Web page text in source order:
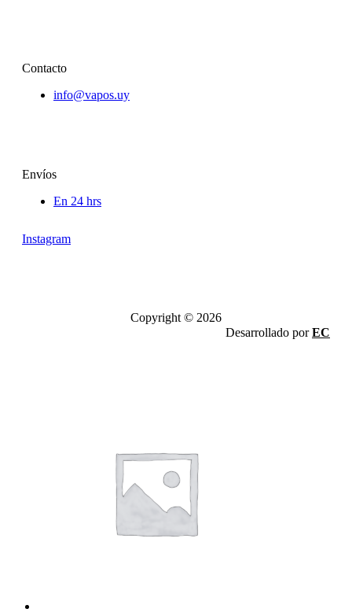
Contacto
info@vapos.uy
Envíos
En 24 hrs
Instagram
Copyright © 2026
Desarrollado porEC